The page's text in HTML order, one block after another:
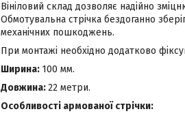
Вініловий склад дозволяє надійно
Обмотувальна стрічка бездоганно
механічних пошкоджень.
При монтажі необхідно додатково
Ширина: 100 мм.
Довжина:22 метри.
Особливості армованої стрічки: